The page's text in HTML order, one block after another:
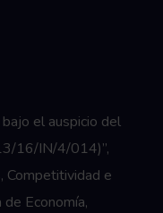
el auspicio del
16/IN/4/014)”,
Competitividad e
de Economía,